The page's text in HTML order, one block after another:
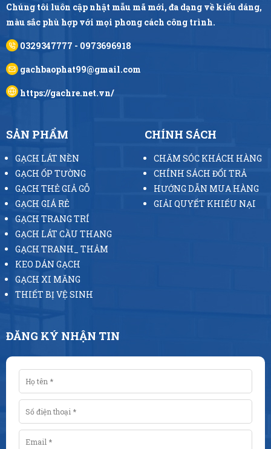
Chúng tôi luôn cập nhật mẫu mã mới, đa dạng về kiểu dáng,
màu sắc phù hợp với mọi phong cách công trình.
0329347777 - 0973696918
gachbaophat99@gmail.com
https://gachre.net.vn/
SẢN PHẨM
GẠCH LÁT NỀN
GẠCH ỐP TƯỜNG
GẠCH THẺ GIẢ GỖ
GẠCH GIÁ RẺ
GẠCH TRANG TRÍ
GẠCH LÁT CẦU THANG
GẠCH TRANH_ THẢM
KEO DÁN GẠCH
GẠCH XI MĂNG
THIẾT BỊ VỆ SINH
CHÍNH SÁCH
CHĂM SÓC KHÁCH HÀNG
CHÍNH SÁCH ĐỔI TRẢ
HƯỚNG DẪN MUA HÀNG
GIẢI QUYẾT KHIẾU NẠI
ĐĂNG KÝ NHẬN TIN